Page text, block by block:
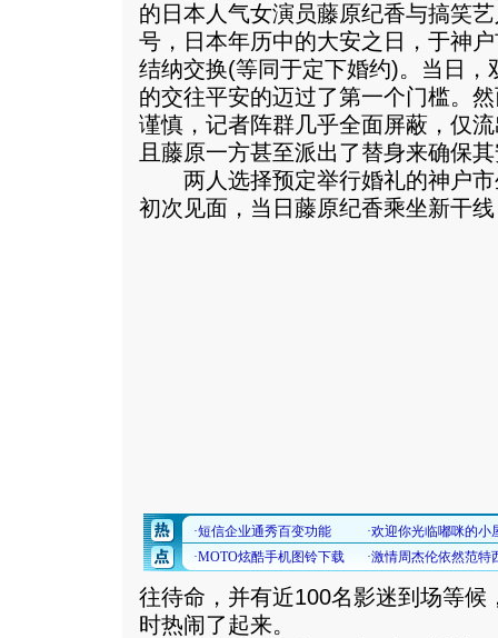
的日本人气女演员藤原纪香与搞笑
号，日本年历中的大安之日，于神
结纳交换(等同于定下婚约)。当日
的交往平安的迈过了第一个门槛。
谨慎，记者阵群几乎全面屏蔽，仅
且藤原一方甚至派出了替身来确保
两人选择预定举行婚礼的神户市
初次见面，当日藤原纪香乘坐新干
往待命，并有近100名影迷到场等候
时热闹了起来。